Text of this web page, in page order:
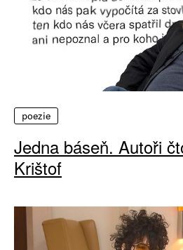
poezie
Jedna báseň. Autoři
Krištof